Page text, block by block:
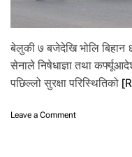
ति
का
ल
य
बेलुकी ७ बजेदेखि भोलि बिहान
सेनाले निषेधाज्ञा तथा
पछिल्लो सुरक्षा परिस्थितिको
Leave a Commento